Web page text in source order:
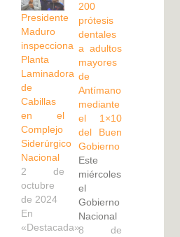
Presidente
Maduro
inspecciona
Planta
Laminadora
de
Cabillas
en el
Complejo
Siderúrgico
Nacional
2 de
octubre
de 2024
En
«Destacada»
200
prótesis
dentales
a adultos
mayores
de
Antímano
mediante
el 1×10
del Buen
Gobierno
Este
miércoles,
el
Gobierno
Nacional
ejecutó la
8 de